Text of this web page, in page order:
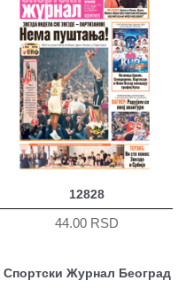
12828
44.00 RSD
Спортски Журнал Београд